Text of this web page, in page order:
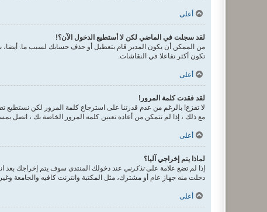
أعلى
لقد سجلت في الماضي لكن لا أستطيع الدخول الآن؟!
من الممكن أن يكون المدير قام بتعطيل أو حذف حسابك لسبب ما. أيضا،
تكون أكثر تفاعلا في النقاشات.
أعلى
لقد فقدت كلمة المرور!
لا تفزع! بالرغم من عدم قدرتنا على استرجاع كلمة المرور لكن
مع ذلك ، إذا لم تتمكن من أعاده تعيين كلمه المرور الخاصة بك ، اتصل
أعلى
لماذا يتم إخراجي آليا؟
إذا لم تضع علامة علىتذكرني عند دخولك المنتدى سوف يتم إخراجك
دخلت منه جهاز عام أو مشترك، مثل المكتبة وانترنت كافيه والجامعة
أعلى